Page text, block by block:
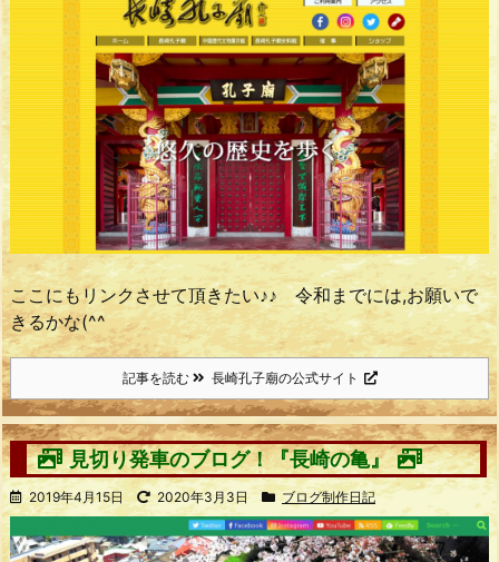
ここにもリンクさせて頂きたい♪♪ 令和までには,お願いで
きるかな(^^ゞ
記事を読む 長崎孔子廟の公式サイト
見切り発車のブログ！『長崎の亀』
2019年4月15日 2020年3月3日 ブログ制作日記